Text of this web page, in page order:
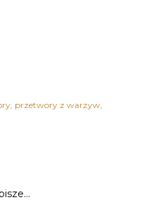
przetwory z warzyw